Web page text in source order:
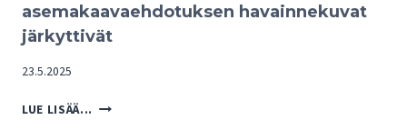
asemakaavaehdotuksen havainnekuvat
järkyttivät
23.5.2025
LUE LISÄÄ... PUKINMÄENRANNAN